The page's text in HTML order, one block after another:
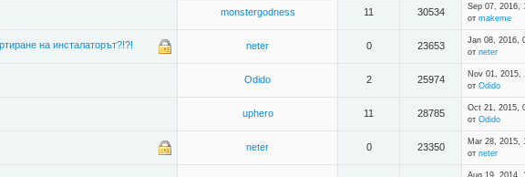
monstergodness 11 30534
Sep 07, 2016,
от makeme
на инсталаторът?!?! neter 0 23653
Jan 08, 2016,
от neter
Odido 2 25974
Nov 01, 2015,
от Odido
uphero 11 28785
Oct 21, 2015,
от Odido
neter 0 23350
Mar 28, 2015,
от neter
Aug 19, 2014,